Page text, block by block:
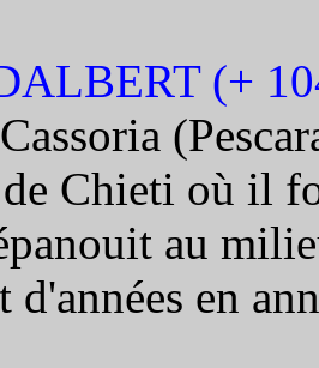
(+
Chieti où il
au
d'années en